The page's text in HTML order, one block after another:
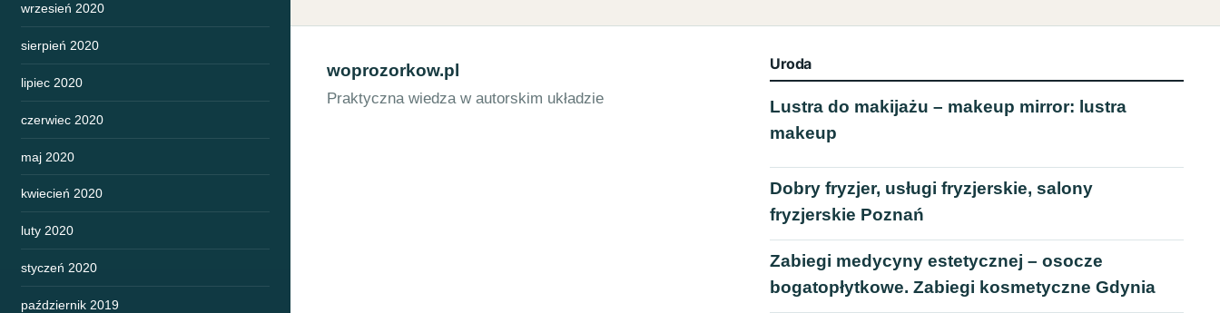
wrzesień 2020
sierpień 2020
lipiec 2020
czerwiec 2020
maj 2020
kwiecień 2020
luty 2020
styczeń 2020
październik 2019
woprozorkow.pl
Praktyczna wiedza w autorskim układzie
Uroda
Lustra do makijażu – makeup mirror: lustra
makeup
Dobry fryzjer, usługi fryzjerskie, salony
fryzjerskie Poznań
Zabiegi medycyny estetycznej – osocze
bogatopłytkowe. Zabiegi kosmetyczne Gdynia